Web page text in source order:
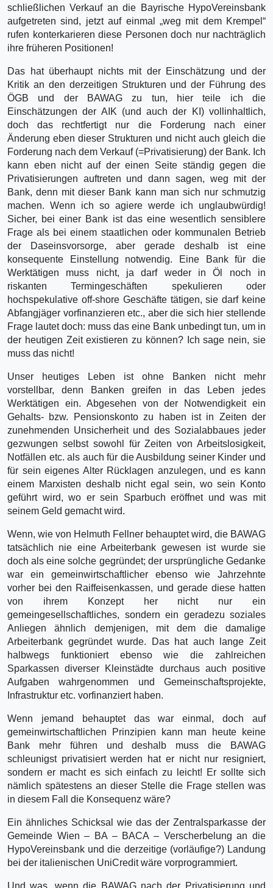
schließlichen Verkauf an die Bayrische HypoVereinsbank
aufgetreten sind, jetzt auf einmal „weg mit dem Krempel“
rufen konterkarieren diese Personen doch nur nachträglich
ihre früheren Positionen!
Das hat überhaupt nichts mit der Einschätzung und der
Kritik an den derzeitigen Strukturen und der Führung des
ÖGB und der BAWAG zu tun, hier teile ich die
Einschätzungen der AIK (und auch der KI) vollinhaltlich,
doch das rechtfertigt nur die Forderung nach einer
Änderung eben dieser Strukturen und nicht auch gleich die
Forderung nach dem Verkauf (=Privatisierung) der Bank. Ich
kann eben nicht auf der einen Seite ständig gegen die
Privatisierungen auftreten und dann sagen, weg mit der
Bank, denn mit dieser Bank kann man sich nur schmutzig
machen. Wenn ich so agiere werde ich unglaubwürdig!
Sicher, bei einer Bank ist das eine wesentlich sensiblere
Frage als bei einem staatlichen oder kommunalen Betrieb
der Daseinsvorsorge, aber gerade deshalb ist eine
konsequente Einstellung notwendig. Eine Bank für die
Werktätigen muss nicht, ja darf weder in Öl noch in
riskanten Termingeschäften spekulieren oder
hochspekulative off-shore Geschäfte tätigen, sie darf keine
Abfangjäger vorfinanzieren etc., aber die sich hier stellende
Frage lautet doch: muss das eine Bank unbedingt tun, um in
der heutigen Zeit existieren zu können? Ich sage nein, sie
muss das nicht!
Unser heutiges Leben ist ohne Banken nicht mehr
vorstellbar, denn Banken greifen in das Leben jedes
Werktätigen ein. Abgesehen von der Notwendigkeit ein
Gehalts- bzw. Pensionskonto zu haben ist in Zeiten der
zunehmenden Unsicherheit und des Sozialabbaues jeder
gezwungen selbst sowohl für Zeiten von Arbeitslosigkeit,
Notfällen etc. als auch für die Ausbildung seiner Kinder und
für sein eigenes Alter Rücklagen anzulegen, und es kann
einem Marxisten deshalb nicht egal sein, wo sein Konto
geführt wird, wo er sein Sparbuch eröffnet und was mit
seinem Geld gemacht wird.
Wenn, wie von Helmuth Fellner behauptet wird, die BAWAG
tatsächlich nie eine Arbeiterbank gewesen ist wurde sie
doch als eine solche gegründet; der ursprüngliche Gedanke
war ein gemeinwirtschaftlicher ebenso wie Jahrzehnte
vorher bei den Raiffeisenkassen, und gerade diese hatten
von ihrem Konzept her nicht nur ein
gemeingesellschaftliches, sondern ein geradezu soziales
Anliegen ähnlich demjenigen, mit dem die damalige
Arbeiterbank gegründet wurde. Das hat auch lange Zeit
halbwegs funktioniert ebenso wie die zahlreichen
Sparkassen diverser Kleinstädte durchaus auch positive
Aufgaben wahrgenommen und Gemeinschaftsprojekte,
Infrastruktur etc. vorfinanziert haben.
Wenn jemand behauptet das war einmal, doch auf
gemeinwirtschaftlichen Prinzipien kann man heute keine
Bank mehr führen und deshalb muss die BAWAG
schleunigst privatisiert werden hat er nicht nur resigniert,
sondern er macht es sich einfach zu leicht! Er sollte sich
nämlich spätestens an dieser Stelle die Frage stellen was
in diesem Fall die Konsequenz wäre?
Ein ähnliches Schicksal wie das der Zentralsparkasse der
Gemeinde Wien – BA – BACA – Verscherbelung an die
HypoVereinsbank und die derzeitige (vorläufige?) Landung
bei der italienischen UniCredit wäre vorprogrammiert.
Und was, wenn die BAWAG nach der Privatisierung und